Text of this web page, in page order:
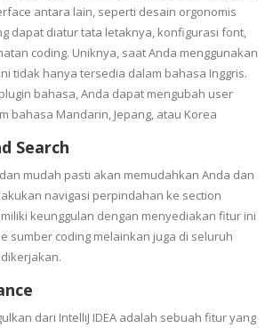
antara lain, seperti desain orgonomis
dapat diatur tata letaknya, konfigurasi font,
coding. Uniknya, saat Anda menggunakan
tidak hanya tersedia dalam bahasa Inggris.
bahasa, Anda dapat mengubah user
bahasa Mandarin, Jepang, atau Korea
Search
mudah pasti akan memudahkan Anda dan
navigasi perpindahan ke section
keunggulan dengan menyediakan fitur ini
sumber coding melainkan juga di seluruh
dari IntelliJ IDEA adalah sebuah fitur yang